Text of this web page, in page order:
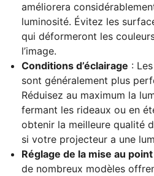
améliorera
luminosité. Évitez les
qui déformeront les
l’image.
Conditions d’éclairage :
sont généralement plus
Réduisez au maximum la
fermant les rideaux ou en
obtenir la meilleure qualité
si votre projecteur a une
Réglage de la mise au
de nombreux modèles